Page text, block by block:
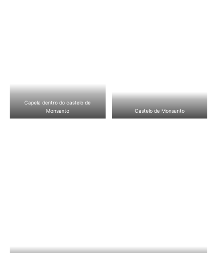
Capela dentro do castelo de
Monsanto
Castelo de Monsanto